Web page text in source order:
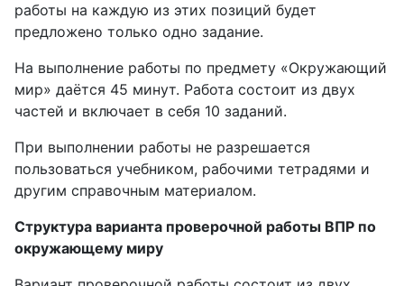
работы на каждую из этих позиций будет
предложено только одно задание.
На выполнение работы по предмету «Окружающий
мир» даётся 45 минут. Работа состоит из двух
частей и включает в себя 10 заданий.
При выполнении работы не разрешается
пользоваться учебником, рабочими тетрадями и
другим справочным материалом.
Структура варианта проверочной работы ВПР по
окружающему миру